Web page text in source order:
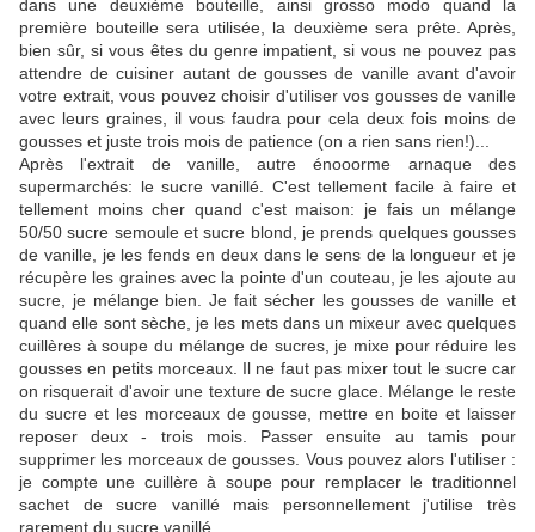
dans une deuxième bouteille, ainsi grosso modo quand la
première bouteille sera utilisée, la deuxième sera prête. Après,
bien sûr, si vous êtes du genre impatient, si vous ne pouvez pas
attendre de cuisiner autant de gousses de vanille avant d'avoir
votre extrait, vous pouvez choisir d'utiliser vos goussesde vanille
avec leurs graines, il vous faudra pour cela deux fois moins de
gousses et juste trois mois de patience (on a rien sans rien!)...
Après l'extrait de vanille, autre énooorme arnaque des
supermarchés: le sucre vanillé. C'est tellement facile à faire et
tellement moins cher quand c'est maison: je fais un mélange
50/50 sucre semoule et sucre blond, je prends quelques gousses
de vanille, je les fends en deux dans le sens de la longueur et je
récupère les graines avec la pointe d'un couteau, je les ajoute au
sucre, je mélange bien. Je fait sécher les gousses de vanille et
quand elle sont sèche, je les mets dans un mixeur avec quelques
cuillères à soupe du mélange de sucres, je mixe pour réduire les
gousses en petits morceaux. Il ne faut pas mixer tout le sucre car
on risquerait d'avoir une texture de sucre glace. Mélange le reste
du sucre et les morceaux de gousse, mettre en boite et laisser
reposer deux - trois mois. Passer ensuite au tamis pour
supprimer les morceaux de gousses. Vous pouvez alors l'utiliser :
je compte une cuillère à soupe pour remplacer le traditionnel
sachet de sucre vanillé mais personnellement j'utilise très
rarement du sucre vanillé.